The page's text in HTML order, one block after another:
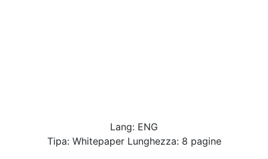
Lang: ENG
Tipa: Whitepaper Lunghezza: 8 pagine